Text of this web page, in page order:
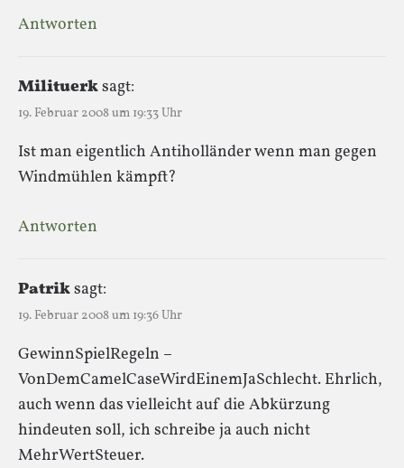
Antworten
Milituerksagt:
19. Februar 2008 um 19:33 Uhr
Ist man eigentlich Antiholländer wenn man gegen
Windmühlen kämpft?
Antworten
Patriksagt:
19. Februar 2008 um 19:36 Uhr
GewinnSpielRegeln –
VonDemCamelCaseWirdEinemJaSchlecht. Ehrlich,
auch wenn das vielleicht auf die Abkürzung
hindeuten soll, ich schreibe ja auch nicht
MehrWertSteuer.